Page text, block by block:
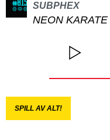
SUBPHEX
NEON KARATE
SPILL AV ALT!